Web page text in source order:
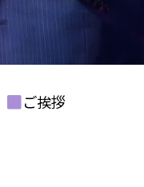
ご挨拶